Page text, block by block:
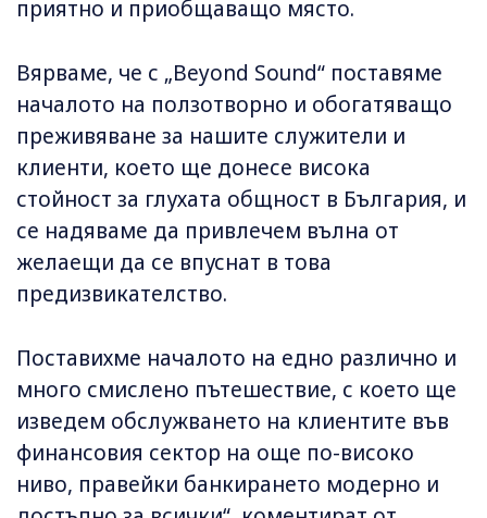
приятно и приобщаващо място.
Вярваме, че с „Beyond Sound“ поставяме
началото на ползотворно и обогатяващо
преживяване за нашите служители и
клиенти, което ще донесе висока
стойност за глухата общност в България, и
се надяваме да привлечем вълна от
желаещи да се впуснат в това
предизвикателство.
Поставихме началото на едно различно и
много смислено пътешествие, с което ще
изведем обслужването на клиентите във
финансовия сектор на още по-високо
ниво, правейки банкирането модерно и